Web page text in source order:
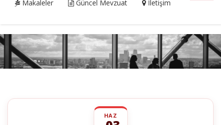
Makaleler Güncel Mevzuat İletişim
HAZ